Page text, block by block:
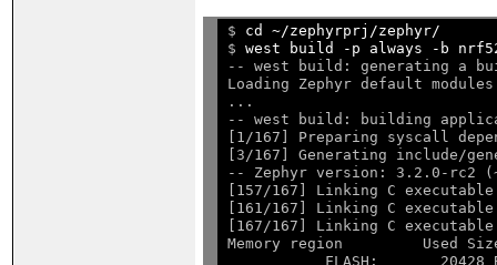
$ cd ~/zephyrprj/zephyr/
$ west build -p always -b
-- west build: generating a
Loading Zephyr default
...
-- west build: building
[1/167] Preparing syscall
[3/167] Generating include/
-- Zephyr version: 3.2.0-rc2
[157/167] Linking C
[161/167] Linking C
[167/167] Linking C
Memory region         Used
FLASH:       20428